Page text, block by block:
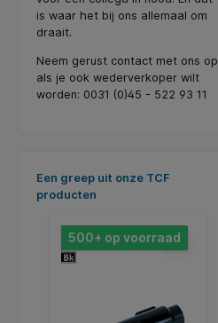
is waar het bij ons allemaal om
draait.
Neem gerust contact met ons op
als je ook wederverkoper wilt
worden: 0031 (0)45 - 522 93 11
Productgalerij overslaan
Een greep uit onze TCF
producten
500+ op voorraad